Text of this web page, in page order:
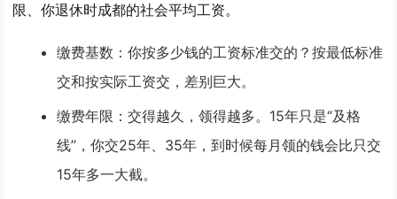
限、你退休时成都的社会平均工资。
缴费基数 ：你按多少钱的工资标准交的？按最低标准
交和按实际工资交，差别巨大。
缴费年限 ：交得越久，领得越多。15年只是“及格
线”，你交25年、35年，到时候每月领的钱会比只交
15年多一大截。